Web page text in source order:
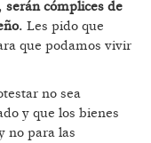
serán cómplices de
. Les pido que
que podamos vivir
no sea
y que los bienes
no para las